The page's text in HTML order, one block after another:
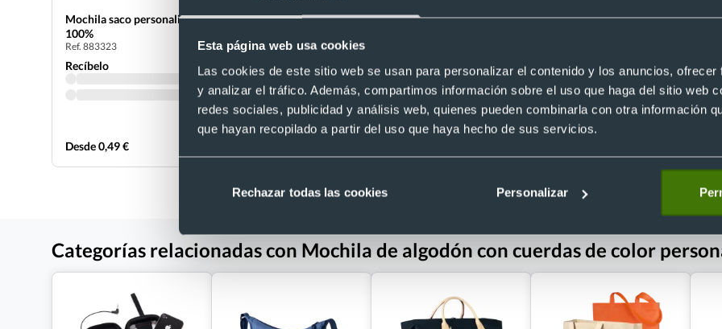
Esta página web usa cookies
Las cookies de este sitio web se usan para personalizar el contenido y los anuncios,
y analizar el tráfico. Además, compartimos información sobre el uso que haga del sitio web
redes sociales, publicidad y análisis web, quienes pueden combinarla con otra información
que hayan recopilado a partir del uso que haya hecho de sus servicios.
Rechazar todas las cookies Personalizar
Mochila saco personalizada de algodón
100%
Ref. 883323
Recíbelo
Desde 0,49 €
Bolsa mochila de cuerdas algodón
Ref. 8820776
Recíbelo Ref. 885982
Recíbelo
Categorías relacionadas con Mochila de algodón con cuerdas de color